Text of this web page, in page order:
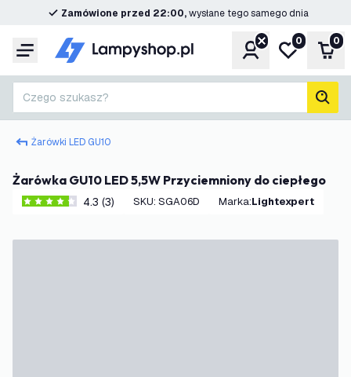
Zamówione przed 22:00,wysłane tego samego dnia
Menu KontoMoja lista
0 0
Czego szukasz?
Żarówki LED GU10
Żarówka GU10 LED 5,5W Przyciemniony do ciepłego
4.3 Gwiazdki oceny
4.3 (3) SKU: SGA06D Marka: Lightexpert